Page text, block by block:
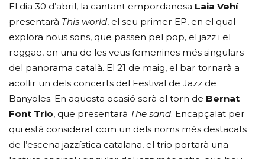
El dia 30 d’abril, la cantant empordanesa Laia Vehí
presentarà This world, el seu primer EP, en el qual
explora nous sons, que passen pel pop, el jazz i el
reggae, en una de les veus femenines més singulars
del panorama català. El 21 de maig, el bar tornarà a
acollir un dels concerts del Festival de Jazz de
Banyoles. En aquesta ocasió serà el torn de Bernat
Font Trio, que presentarà The sand. Encapçalat per
qui està considerat com un dels noms més destacats
de l’escena jazzística catalana, el trio portarà una